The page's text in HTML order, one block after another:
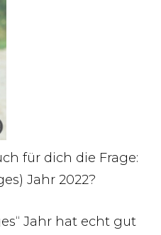
für dich die Frage:
Jahr 2022?
Jahr hat echt gut